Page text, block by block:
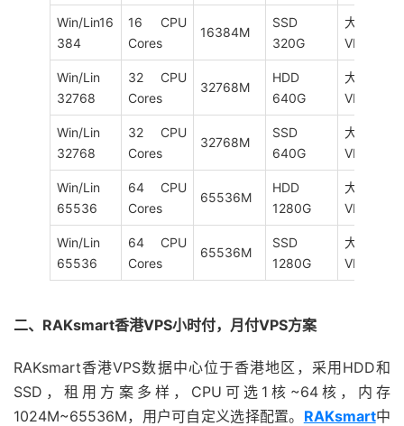
Win/Lin16
384
16 CPU
Cores
16384M
SSD
320G
大陆优化
VIP 20M
Win/Lin
32768
32 CPU
Cores
32768M
HDD
640G
大陆优化
VIP 20M
Win/Lin
32768
32 CPU
Cores
32768M
SSD
640G
大陆优化
VIP 20M
Win/Lin
65536
64 CPU
Cores
65536M
HDD
1280G
大陆优化
VIP 20M
Win/Lin
65536
64 CPU
Cores
65536M
SSD
1280G
大陆优化
VIP 20M
二、RAKsmart香港VPS小时付，月付VPS方案
RAKsmart香港VPS数据中心位于香港地区，采用HDD和
SSD，租用方案多样，CPU可选1核~64核，内存
1024M~65536M，用户可自定义选择配置。 RAKsmart中